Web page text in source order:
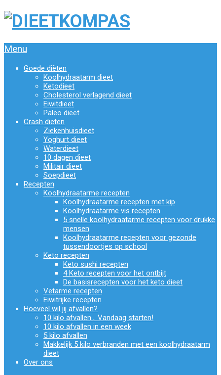
Menu
Goede diëten
Koolhydraatarm dieet
Ketodieet
Cholesterol verlagend dieet
Eiwitdieet
Paleo dieet
Crash diëten
Ziekenhuisdieet
Yoghurt dieet
Waterdieet
10 dagen dieet
Militair dieet
Soepdieet
Recepten
Koolhydraatarme recepten
Koolhydraatarme recepten met kip
Koolhydraatarme vis recepten
5 snelle koolhydraatarme recepten voor drukke
mensen
Koolhydraatarme recepten voor gezonde
tussendoortjes op school
Keto recepten
Keto sushi recepten
4 Keto recepten voor het ontbijt
De basisrecepten voor het keto dieet
Vetarme recepten
Eiwitrijke recepten
Hoeveel wil jij afvallen?
10 kilo afvallen… Vandaag starten!
10 kilo afvallen in een week
5 kilo afvallen
Makkelijk 5 kilo verbranden met een koolhydraatarm
dieet
Over ons